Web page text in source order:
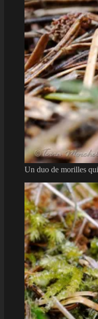
Un duo de morilles